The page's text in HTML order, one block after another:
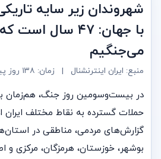
شهروندان زیر سایه
با جهان: ۴۷ سال
می‌جنگیم
منبع: ایران اینترنشنال | زمان: ۱۳۸ روز پیش
در بیست‌وسومین روز جنگ، هم‌زمان
حملات گسترده به نقاط مختلف ایران
گزارش‌های مردمی، مناطقی در استان‌های
بوشهر، خوزستان، هرمزگان، مرکزی و